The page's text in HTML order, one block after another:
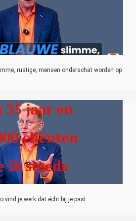
rustige, mensen onderschat worden op
vind je werk dat écht bij je past